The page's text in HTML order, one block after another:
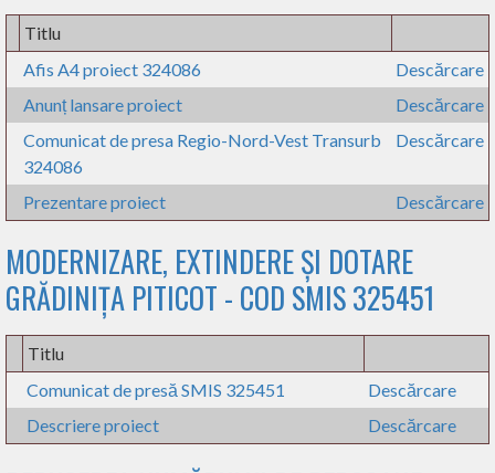
Titlu
Afis A4 proiect 324086
Descărcare
Anunț lansare proiect
Descărcare
Comunicat de presa Regio-Nord-Vest Transurb
324086
Descărcare
Prezentare proiect Descărcare
MODERNIZARE, EXTINDERE ȘI DOTARE
GRĂDINIȚA PITICOT - COD SMIS 325451
Titlu
Comunicat de presă SMIS 325451
Descărcare
Descriere proiect
Descărcare